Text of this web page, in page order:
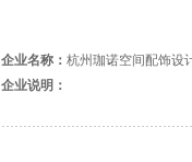
企业名称： 杭州珈诺空间配饰设
企业说明：